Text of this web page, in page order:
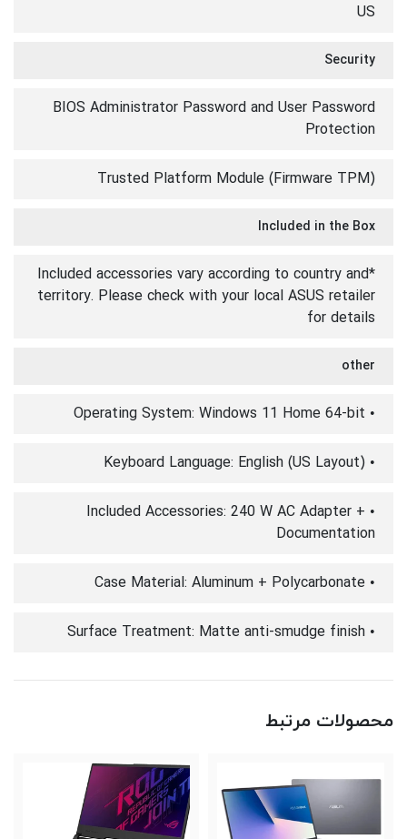
US
Security
BIOS Administrator Password and User Password
Protection
Trusted Platform Module (Firmware TPM)
Included in the Box
*Included accessories vary according to country and
territory. Please check with your local ASUS retailer
for details
other
• Operating System: Windows 11 Home 64-bit
• Keyboard Language: English (US Layout)
• Included Accessories: 240 W AC Adapter +
Documentation
• Case Material: Aluminum + Polycarbonate
• Surface Treatment: Matte anti-smudge finish
محصولات مرتبط